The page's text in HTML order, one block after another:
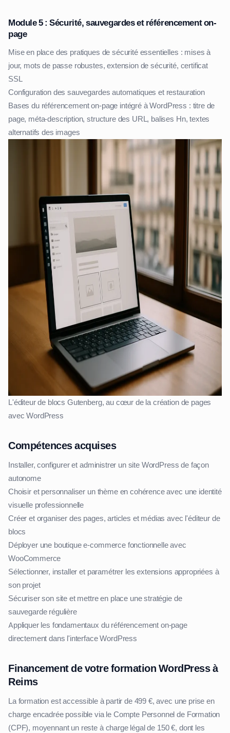
Module 5 : Sécurité, sauvegardes et référencement on-
page
Mise en place des pratiques de sécurité essentielles : mises à
jour, mots de passe robustes, extension de sécurité, certificat
SSL
Configuration des sauvegardes automatiques et restauration
Bases du référencement on-page intégré à WordPress : titre de
page, méta-description, structure des URL, balises Hn, textes
alternatifs des images
L'éditeur de blocs Gutenberg, au cœur de la création de pages
avec WordPress
Compétences acquises
Installer, configurer et administrer un site WordPress de façon
autonome
Choisir et personnaliser un thème en cohérence avec une identité
visuelle professionnelle
Créer et organiser des pages, articles et médias avec l'éditeur de
blocs
Déployer une boutique e-commerce fonctionnelle avec
WooCommerce
Sélectionner, installer et paramétrer les extensions appropriées à
son projet
Sécuriser son site et mettre en place une stratégie de
sauvegarde régulière
Appliquer les fondamentaux du référencement on-page
directement dans l'interface WordPress
Financement de votre formation WordPress à
Reims
La formation est accessible à partir de 499 €, avec une prise en
charge encadrée possible via le Compte Personnel de Formation
(CPF), moyennant un reste à charge légal de 150 €, dont les